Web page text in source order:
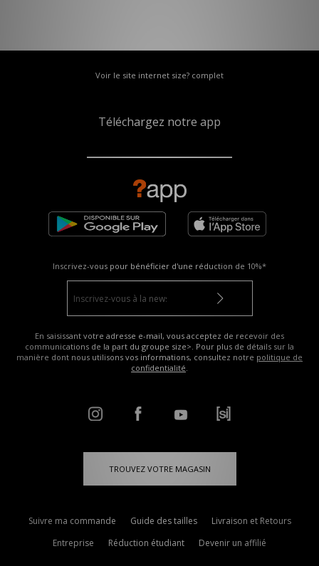
Voir le site internet size? complet
Téléchargez notre app
Inscrivez-vous pour bénéficier d'une réduction de 10%*
En saisissant votre adresse e-mail, vous acceptez de recevoir des
communications de la part du groupe size>. Pour plus de détails sur la
manière dont nous utilisons vos informations, consultez notre politique de
confidentialité.
TROUVEZ VOTRE MAGASIN
Suivre ma commande Guide des tailles
Livraison et Retours
Entreprise
Réduction étudiant Devenir un affilié